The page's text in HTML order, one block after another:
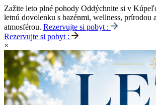
Zažite leto plné pohody Oddýchnite si v
letnú dovolenku s bazénmi, wellness, prírodou
atmosférou. Rezervujte si pobyt :
Rezervujte si pobyt :
×